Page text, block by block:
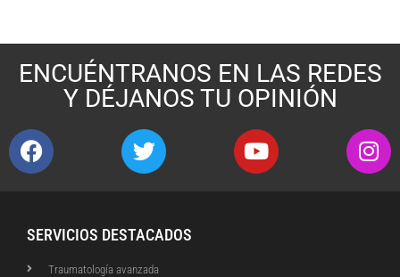
ENCUÉNTRANOS EN LAS REDES
Y DÉJANOS TU OPINIÓN
SERVICIOS DESTACADOS
Traumatología avanzada